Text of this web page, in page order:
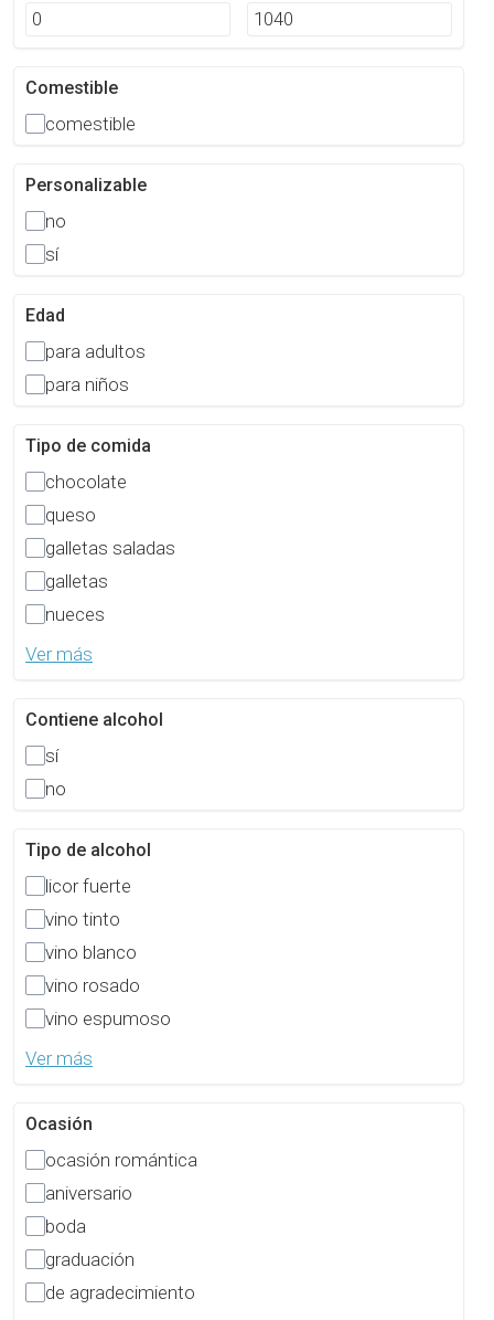
Comestible
comestible
Personalizable
no
sí
Edad
para adultos
para niños
Tipo de comida
chocolate
queso
galletas saladas
galletas
nueces
Ver más
Contiene alcohol
sí
no
Tipo de alcohol
licor fuerte
vino tinto
vino blanco
vino rosado
vino espumoso
Ver más
Ocasión
ocasión romántica
aniversario
boda
graduación
de agradecimiento